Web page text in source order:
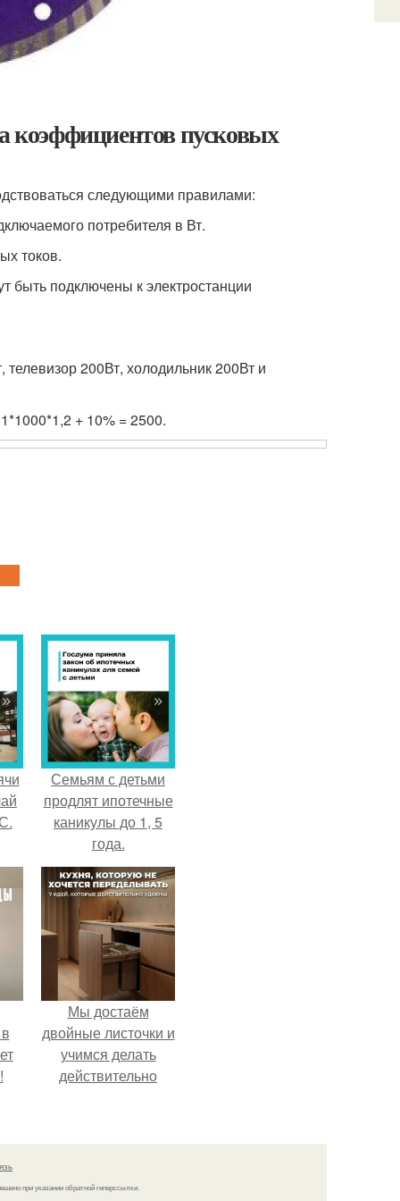
коэффициентов пусковых
следующими правилами:
потребителя в Вт.
токов.
быть подключены к электростанции
200Вт, холодильник 200Вт и
+ 10% = 2500.
Семьям с детьми
продлят ипотечные
каникулы до 1, 5
года.
Мы достаём
двойные листочки и
учимся делать
действительно
при указании обратной гиперссылки.